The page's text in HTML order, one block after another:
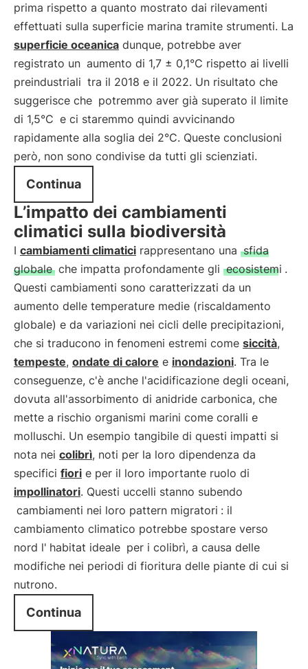
prima rispetto a quanto mostrato dai rilevamenti
effettuati sulla superficie marina tramite strumenti. La
superficie oceanica dunque, potrebbe aver
registrato un aumento di 1,7 ± 0,1°C rispetto ai livelli
preindustriali tra il 2018 e il 2022. Un risultato che
suggerisce che potremmo aver già superato il limite
di 1,5°C e ci staremmo quindi avvicinando
rapidamente alla soglia dei 2°C. Queste conclusioni
però, non sono condivise da tutti gli scienziati.
Continua
L’impatto dei cambiamenti
climatici sulla biodiversità
I cambiamenti climatici rappresentano una sfida
globale che impatta profondamente gli ecosistemi .
Questi cambiamenti sono caratterizzati da un
aumento delle temperature medie (riscaldamento
globale) e da variazioni nei cicli delle precipitazioni,
che si traducono in fenomeni estremi come siccità,
tempeste, ondate di calore e inondazioni. Tra le
conseguenze, c'è anche l'acidificazione degli oceani,
dovuta all'assorbimento di anidride carbonica, che
mette a rischio organismi marini come coralli e
molluschi. Un esempio tangibile di questi impatti si
nota nei colibrì, noti per la loro dipendenza da
specifici fiori e per il loro importante ruolo di
impollinatori. Questi uccelli stanno subendo
cambiamenti nei loro pattern migratori : il
cambiamento climatico potrebbe spostare verso
nord l' habitat ideale per i colibrì, a causa delle
modifiche nei periodi di fioritura delle piante di cui si
nutrono.
Continua